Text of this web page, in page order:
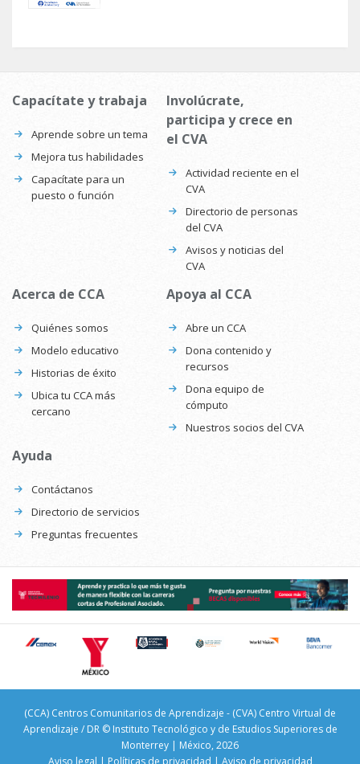
Capacítate y trabaja
Aprende sobre un tema
Mejora tus habilidades
Capacítate para un
puesto o función
Involúcrate,
participa y crece en
el CVA
Actividad reciente en el
CVA
Directorio de personas
del CVA
Avisos y noticias del
CVA
Acerca de CCA
Quiénes somos
Modelo educativo
Historias de éxito
Ubica tu CCA más
cercano
Apoya al CCA
Abre un CCA
Dona contenido y
recursos
Dona equipo de
cómputo
Nuestros socios del CVA
Ayuda
Contáctanos
Directorio de servicios
Preguntas frecuentes
(CCA) Centros Comunitarios de Aprendizaje - (CVA) Centro Virtual de
Aprendizaje / DR © Instituto Tecnológico y de Estudios Superiores de
Monterrey | México, 2026
Aviso legal | Políticas de privacidad | Aviso de privacidad